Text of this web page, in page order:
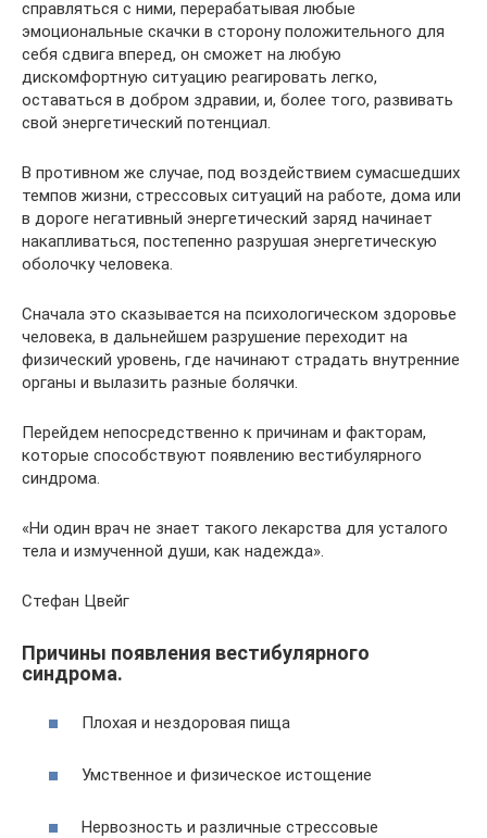
справляться с ними, перерабатывая любые
эмоциональные скачки в сторону положительного для
себя сдвига вперед, он сможет на любую
дискомфортную ситуацию реагировать легко,
оставаться в добром здравии, и, более того, развивать
свой энергетический потенциал.
В противном же случае, под воздействием сумасшедших
темпов жизни, стрессовых ситуаций на работе, дома или
в дороге негативный энергетический заряд начинает
накапливаться, постепенно разрушая энергетическую
оболочку человека.
Сначала это сказывается на психологическом здоровье
человека, в дальнейшем разрушение переходит на
физический уровень, где начинают страдать внутренние
органы и вылазить разные болячки.
Перейдем непосредственно к причинам и факторам,
которые способствуют появлению вестибулярного
синдрома.
«Ни один врач не знает такого лекарства для усталого
тела и измученной души, как надежда».
Стефан Цвейг
Причины появления вестибулярного
синдрома.
Плохая и нездоровая пища
Умственное и физическое истощение
Нервозность и различные стрессовые